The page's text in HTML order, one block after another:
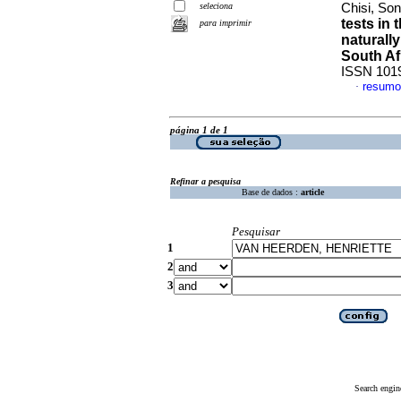
seleciona
para imprimir
Chisi,
tests in
South
ISSN
·
página 1 de 1
Refinar a pesquisa
Base de dados : article
Pesquisar
1
2
3
Search